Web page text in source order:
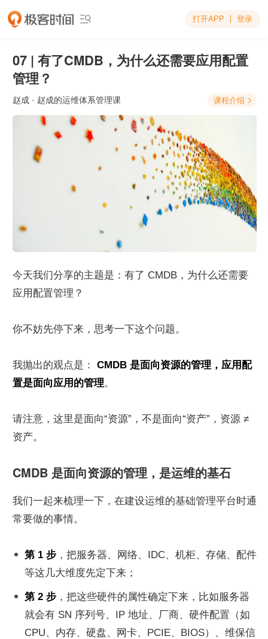
 打开APP 登录
07 | 有了CMDB，为什么还需要应用配置
管理？
赵成 · 赵成的运维体系管理课 课程介绍 
今天我们分享的主题是：有了 CMDB，为什么还需要
应用配置管理？
你不妨先停下来，思考一下这个问题。
我抛出的观点是： CMDB 是面向资源的管理，应用配
置是面向应用的管理。
请注意，这里是面向“资源”，不是面向“资产”，资源 ≠
资产。
CMDB 是面向资源的管理，是运维的基石
我们一起来梳理一下，在建设运维的基础管理平台时通
常要做的事情。
第 1 步 ，把服务器、网络、IDC、机柜、存储、配件
等这几大维度先定下来；
第 2 步 ，把这些硬件的属性确定下来，比如服务器
就会有 SN 序列号、IP 地址、厂商、硬件配置（如
CPU、内存、硬盘、网卡、PCIE、BIOS）、维保信